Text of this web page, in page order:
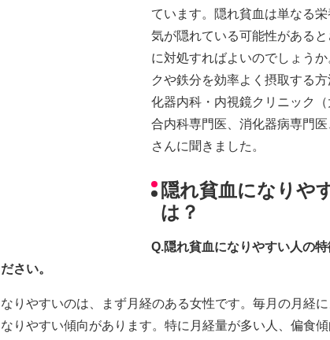
ています。隠れ貧血は単なる
気が隠れている可能性がある
に対処すればよいのでしょう
クや鉄分を効率よく摂取する
化器内科・内視鏡クリニック
合内科専門医、消化器病専門
さんに聞きました。
隠れ貧血になりや
は？
Q.隠れ貧血になりやすい人の
さい。
りやすいのは、まず月経のある女性です。毎月の月経
りやすい傾向があります。特に月経量が多い人、偏食